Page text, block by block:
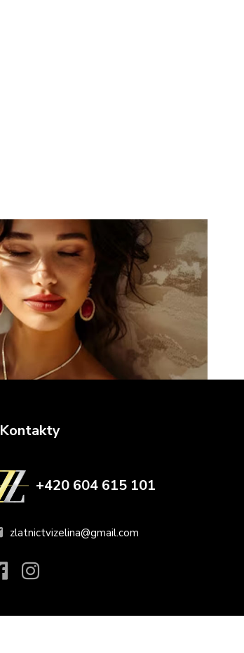
Kontakty
+420 604 615 101
zlatnictvizelina@gmail.com